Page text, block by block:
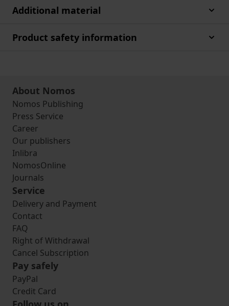
Additional material
Product safety information
About Nomos
Nomos Publishing
Press Service
Career
Our publishers
Inlibra
NomosOnline
Journals
Service
Delivery and Payment
Contact
FAQ
Right of Withdrawal
Cancel Subscription
Pay safely
PayPal
Credit Card